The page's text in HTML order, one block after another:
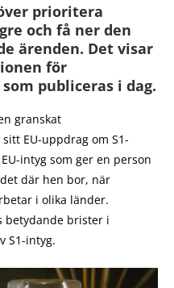
prioritera
och få ner den
ärenden. Det visar
för
publiceras i dag.
granskat
EU-uppdrag om S1-
intyg som ger en person
där hen bor, när
i olika länder.
betydande brister i
S1-intyg.